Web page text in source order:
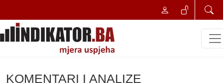
KOMENTARI I ANALIZE